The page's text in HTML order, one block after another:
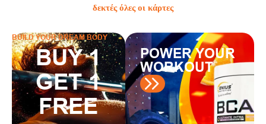
δεκτές όλες οι κάρτες
BUILD YOUR DREAM BODY
BUY 1
GET 1
FREE
POWER YOUR
WORKOUT